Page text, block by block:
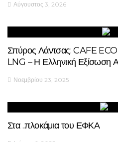
Αύγουστος 3, 2026
Σπύρος Λάντσας: CAFE
LNG – Η Ελληνική Εξίσωση
Νοεμβρίου 23, 2025
Στα ..πλοκάμια του ΕΦΚΑ